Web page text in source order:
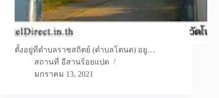
ตั้งอยู่ที่ตำบลราชสถิตย์ (ตำบลโตนด) อยู…
สถานที่ อีสานร้อยแปด
มกราคม 13, 2021